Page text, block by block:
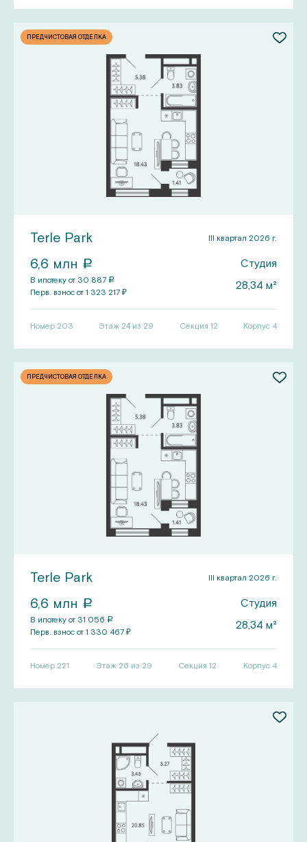
ПРЕДЧИСТОВАЯ ОТДЕЛКА
Terle Park III квартал 2026 г.
6,6 млн a Студия
В ипотеку от 30 887 a
Перв. взнос от 1 323 217 ₽ 28,34 м²
Номер 203 Этаж 24 из 29 Секция 12 Корпус 4
ПРЕДЧИСТОВАЯ ОТДЕЛКА
Terle Park III квартал 2026 г.
6,6 млн a Студия
В ипотеку от 31 056 a
Перв. взнос от 1 330 467 ₽ 28,34 м²
Номер 221 Этаж 26 из 29 Секция12 Корпус 4